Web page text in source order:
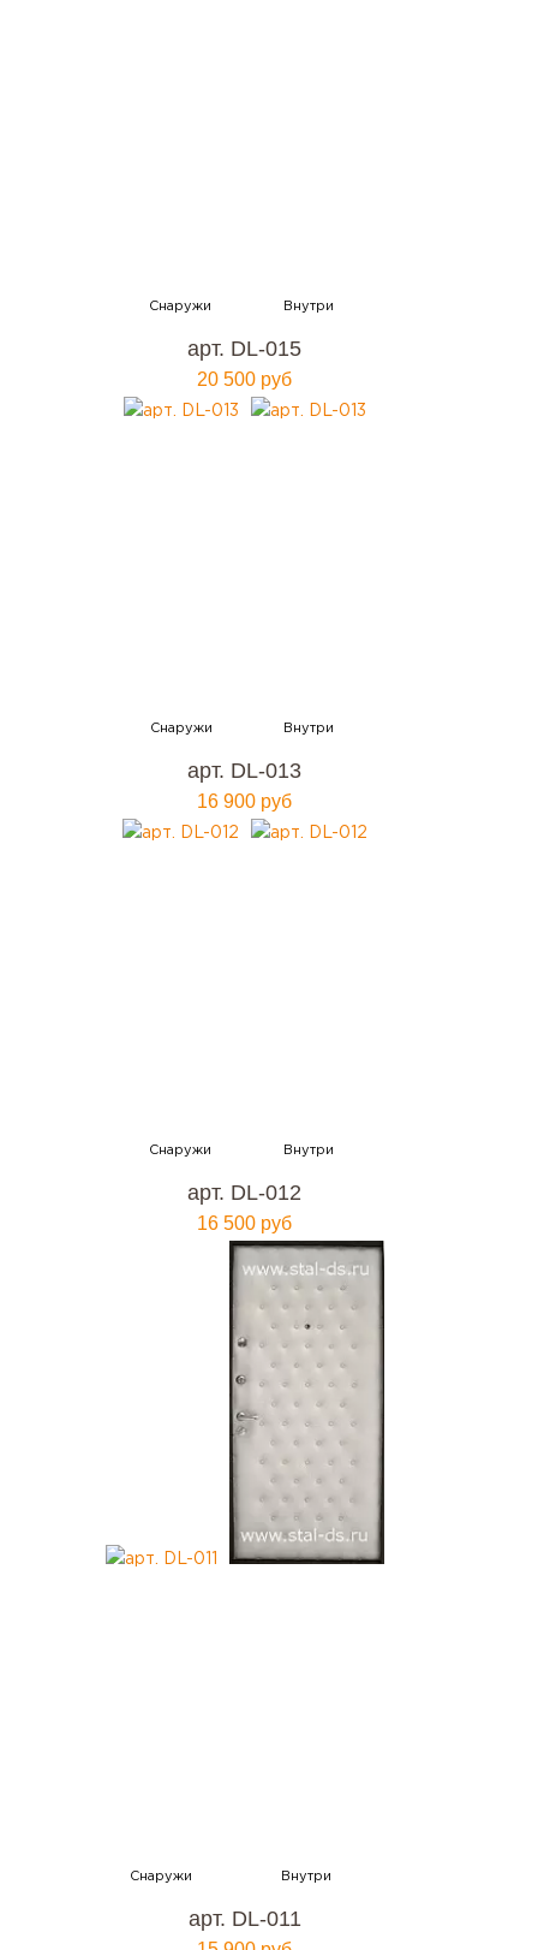
арт. DL-015
20 500 руб
арт. DL-013
16 900 руб
арт. DL-012
16 500 руб
арт. DL-011